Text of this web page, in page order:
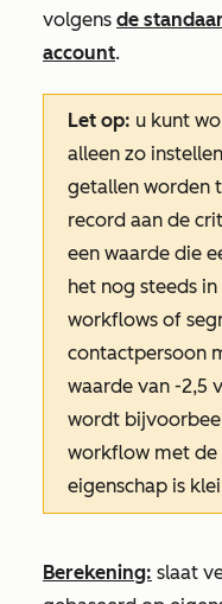
volgens de
account.
Let op: u kunt
alleen zo
getallen worden
record aan de
een waarde die
het nog steeds
workflows of
contactpersoon
waarde van -2,5
wordt
workflow met de
eigenschap is
Berekening: slaat